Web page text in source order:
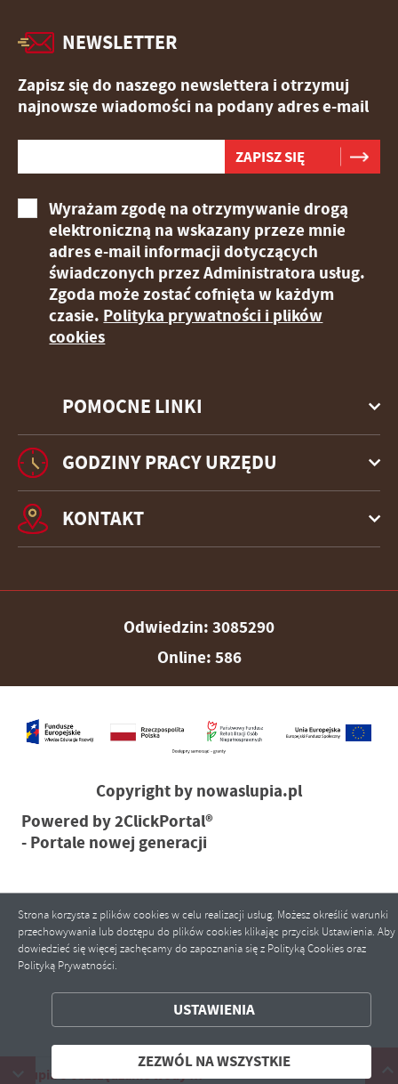
o oszczędzanie wody !!!
POMOCNE LINKI
NEWSLETTER
Zapisz się do naszego newslettera i otrzymuj
najnowsze wiadomości na podany adres e-mail
Wyrażam zgodę na otrzymywanie drogą
elektroniczną na wskazany przeze mnie
adres e-mail informacji dotyczących
świadczonych przez Administratora usług.
Zgoda może zostać cofnięta w każdym
czasie. Polityka prywatności i plików
cookies
GODZINY PRACY URZĘDU
KONTAKT
Odwiedzin: 3085290
Online: 586
Copyright by nowaslupia.pl
Powered by2ClickPortal®
- Portale nowej generacji
Strona korzysta z plików cookies w celu realizacji usług. Możesz określić warunki
przechowywania lub dostępu do plików cookies klikając przycisk Ustawienia. Aby
dowiedzieć się więcej zachęcamy do zapoznania się z Polityką Cookies oraz
Polityką Prywatności.
USTAWIENIA
ZEZWÓL NA WSZYSTKIE
ZEZWÓL NA WSZYSTKIE